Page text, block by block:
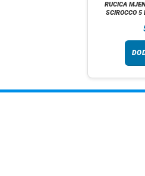
RUCICA
SCIROCCO